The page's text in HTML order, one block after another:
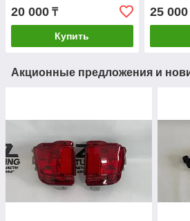
20 000 ₸
Купить
25 000
Акционные предложения и